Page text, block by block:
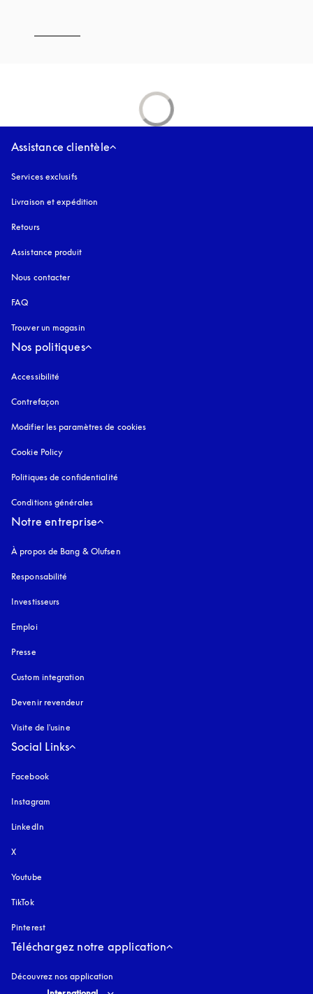
Assistance clientèle
Services exclusifs
Livraison et expédition
Retours
Assistance produit
Nous contacter
FAQ
Trouver un magasin
Nos politiques
Accessibilité
Contrefaçon
Modifier les paramètres de cookies
Cookie Policy
Politiques de confidentialité
Conditions générales
Notre entreprise
À propos de Bang & Olufsen
Responsabilité
Investisseurs
Emploi
Presse
Custom integration
Devenir revendeur
Visite de l'usine
Social Links
Facebook
Instagram
LinkedIn
X
Youtube
TikTok
Pinterest
Téléchargez notre application
Découvrez nos application